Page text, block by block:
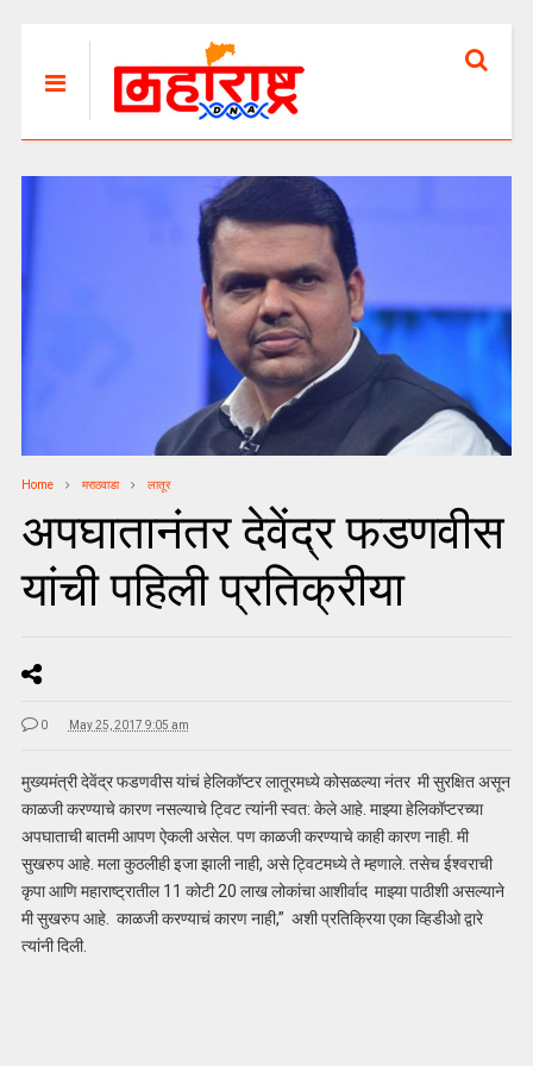
Home मराठवाडा लातूर
अपघातानंतर देवेंद्र फडणवीस
यांची पहिली प्रतिक्रीया
0 May 25, 2017 9:05 am
मुख्यमंत्री देवेंद्र फडणवीस यांचं हेलिकॉप्टर लातूरमध्ये कोसळल्या नंतर मी सुरक्षित असून
काळजी करण्याचे कारण नसल्याचे ट्विट त्यांनी स्वत: केले आहे. माझ्या हेलिकॉप्टरच्या
अपघाताची बातमी आपण ऐकली असेल. पण काळजी करण्याचे काही कारण नाही. मी
सुखरुप आहे. मला कुठलीही इजा झाली नाही, असे ट्विटमध्ये ते म्हणाले. तसेच ईश्वराची
कृपा आणि महाराष्ट्रातील 11 कोटी 20 लाख लोकांचा आशीर्वाद माझ्या पाठीशी असल्याने
मी सुखरुप आहे. काळजी करण्याचं कारण नाही,” अशी प्रतिक्रिया एका व्हिडीओ द्वारे
त्यांनी दिली.